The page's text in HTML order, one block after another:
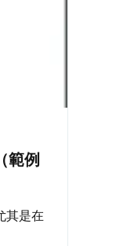
範例
其是在